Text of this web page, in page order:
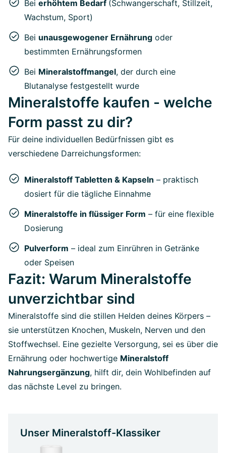
Bei erhöhtem Bedarf (Schwangerschaft, Stillzeit,
Wachstum, Sport)
Bei unausgewogener Ernährung oder
bestimmten Ernährungsformen
Bei Mineralstoffmangel, der durch eine
Blutanalyse festgestellt wurde
Mineralstoffe kaufen - welche
Form passt zu dir?
Für deine individuellen Bedürfnissen gibt es
verschiedene Darreichungsformen:
Mineralstoff Tabletten & Kapseln – praktisch
dosiert für die tägliche Einnahme
Mineralstoffe in flüssiger Form – für eine flexible
Dosierung
Pulverform – ideal zum Einrühren in Getränke
oder Speisen
Fazit: Warum Mineralstoffe
unverzichtbar sind
Mineralstoffe sind die stillen Helden deines Körpers –
sie unterstützen Knochen, Muskeln, Nerven und den
Stoffwechsel. Eine gezielte Versorgung, sei es über die
Ernährung oder hochwertige Mineralstoff
Nahrungsergänzung, hilft dir, dein Wohlbefinden auf
das nächste Level zu bringen.
Unser Mineralstoff-Klassiker